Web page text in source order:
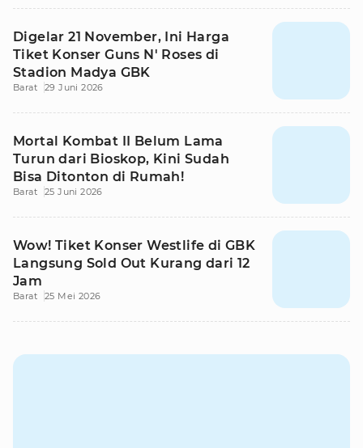
Digelar 21 November, Ini Harga
Tiket Konser Guns N' Roses di
Stadion Madya GBK
Barat 29 Juni 2026
Mortal Kombat II Belum Lama
Turun dari Bioskop, Kini Sudah
Bisa Ditonton di Rumah!
Barat 25 Juni 2026
Wow! Tiket Konser Westlife di GBK
Langsung Sold Out Kurang dari 12
Jam
Barat 25 Mei 2026